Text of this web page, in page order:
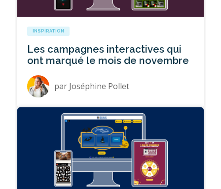
INSPIRATION
Les campagnes interactives qui
ont marqué le mois de novembre
par Joséphine Pollet